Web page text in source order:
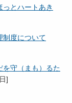
とハートあき
制度について
を守（まも）るた
]